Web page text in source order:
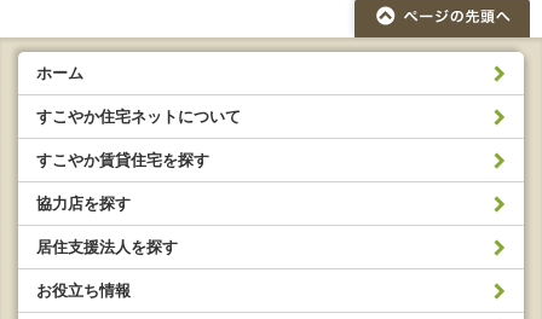
ホーム
すこやか住宅ネットについて
すこやか賃貸住宅を探す
協力店を探す
居住支援法人を探す
お役立ち情報